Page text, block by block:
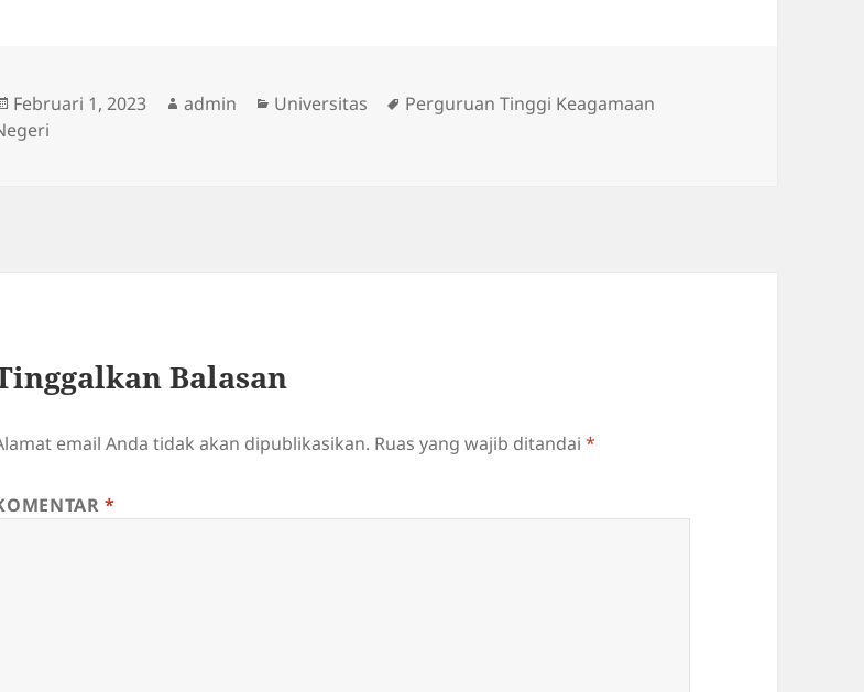
Diposkan
pada
Februari 1, 2023 Penulis
admin Kategori
Universitas Tag
Perguruan Tinggi Keagamaan
Balasan
email Anda tidak akan dipublikasikan. Ruas yang wajib ditandai*
*